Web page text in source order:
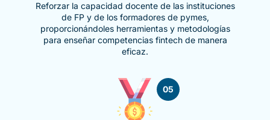
Reforzar la capacidad docente de las instituciones
de FP y de los formadores de pymes,
proporcionándoles herramientas y metodologías
para enseñar competencias fintech de manera
eficaz.
05